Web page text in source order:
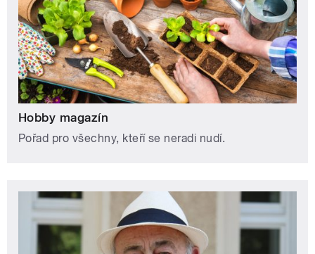
Hobby magazín
Pořad pro všechny, kteří se neradi nudí.